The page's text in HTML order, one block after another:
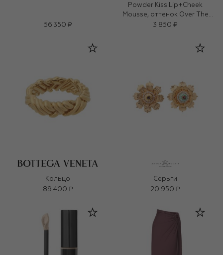
56 350 ₽
Powder Kiss Lip+Cheek
Mousse, оттенок Over The
Taupe (5ml)
3 850 ₽
Кольцо
89 400 ₽
Серьги
20 950 ₽